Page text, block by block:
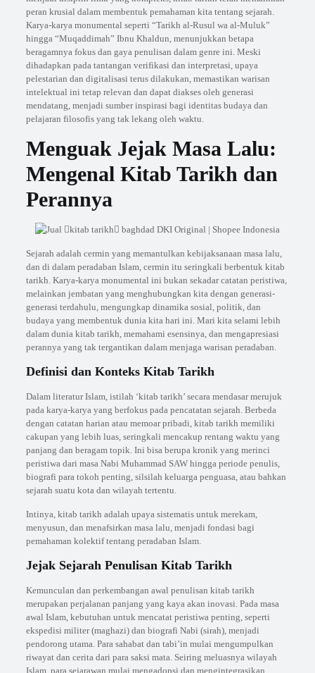
peran krusial dalam membentuk pemahaman kita tentang sejarah.
Karya-karya monumental seperti “Tarikh al-Rusul wa al-Muluk”
hingga “Muqaddimah” Ibnu Khaldun, menunjukkan betapa
beragamnya fokus dan gaya penulisan dalam genre ini. Meski
dihadapkan pada tantangan verifikasi dan interpretasi, upaya
pelestarian dan digitalisasi terus dilakukan, memastikan warisan
intelektual ini tetap relevan dan dapat diakses oleh generasi
mendatang, menjadi sumber inspirasi bagi identitas budaya dan
pelajaran filosofis yang tak lekang oleh waktu.
Menguak Jejak Masa Lalu:
Mengenal Kitab Tarikh dan
Perannya
Sejarah adalah cermin yang memantulkan kebijaksanaan masa lalu,
dan di dalam peradaban Islam, cermin itu seringkali berbentuk kitab
tarikh. Karya-karya monumental ini bukan sekadar catatan peristiwa,
melainkan jembatan yang menghubungkan kita dengan generasi-
generasi terdahulu, mengungkap dinamika sosial, politik, dan
budaya yang membentuk dunia kita hari ini. Mari kita selami lebih
dalam dunia kitab tarikh, memahami esensinya, dan mengapresiasi
perannya yang tak tergantikan dalam menjaga warisan peradaban.
Definisi dan Konteks Kitab Tarikh
Dalam literatur Islam, istilah ‘kitab tarikh’ secara mendasar merujuk
pada karya-karya yang berfokus pada pencatatan sejarah. Berbeda
dengan catatan harian atau memoar pribadi, kitab tarikh memiliki
cakupan yang lebih luas, seringkali mencakup rentang waktu yang
panjang dan beragam topik. Ini bisa berupa kronik yang merinci
peristiwa dari masa Nabi Muhammad SAW hingga periode penulis,
biografi para tokoh penting, silsilah keluarga penguasa, atau bahkan
sejarah suatu kota dan wilayah tertentu.
Intinya, kitab tarikh adalah upaya sistematis untuk merekam,
menyusun, dan menafsirkan masa lalu, menjadi fondasi bagi
pemahaman kolektif tentang peradaban Islam.
Jejak Sejarah Penulisan Kitab Tarikh
Kemunculan dan perkembangan awal penulisan kitab tarikh
merupakan perjalanan panjang yang kaya akan inovasi. Pada masa
awal Islam, kebutuhan untuk mencatat peristiwa penting, seperti
ekspedisi militer (maghazi) dan biografi Nabi (sirah), menjadi
pendorong utama. Para sahabat dan tabi’in mulai mengumpulkan
riwayat dan cerita dari para saksi mata. Seiring meluasnya wilayah
Islam, para sejarawan mulai mengadopsi dan mengintegrasikan